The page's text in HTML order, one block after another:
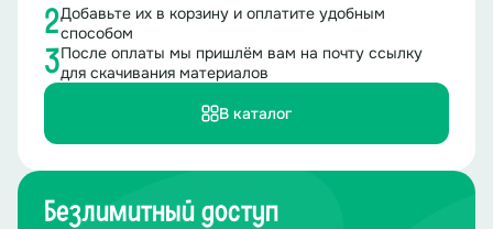
2Добавьте их в корзину и оплатите удобным
способом
3После оплаты мы пришлём вам на почту ссылку
для скачивания материалов
В каталог
Безлимитный доступ